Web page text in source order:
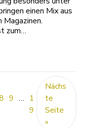
einen Mix aus
zum…
9 … 1
9
Nächs
te
Seite
»